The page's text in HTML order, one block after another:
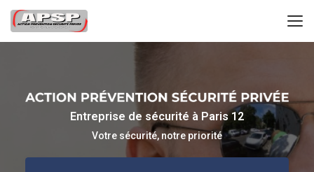
contenu
Entreprise de sécurité à Paris 12
Votre sécurité, notre priorité